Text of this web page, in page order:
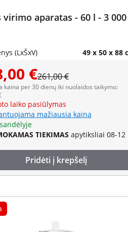
virimo aparatas - 60 l - 3 000
(LxŠxV) 49 x 50 x 88
€261,00 €
kaina per 30 dienų iki nuolaidos taikymo:
laiko pasiūlymas
mažiausia kaina
TIEKIMAS apytiksliai 08-12
Pridėti į krepšelį